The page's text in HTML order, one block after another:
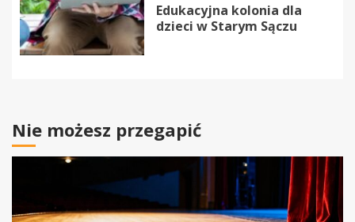
Edukacyjna kolonia dla
dzieci w Starym Sączu
Nie możesz przegapić